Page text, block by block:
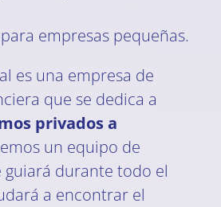
empresas pequeñas.
es una empresa de
que se dedica a
privados a
un equipo de
durante todo el
a encontrar el